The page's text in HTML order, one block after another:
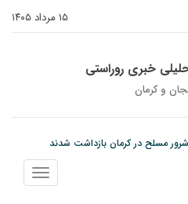
۱۵ مرداد ۱۴۰۵
خبری روراستی
و كرمان
راه‌آهن احمدآباد با قید فوریت پیگیرینمایش
منو